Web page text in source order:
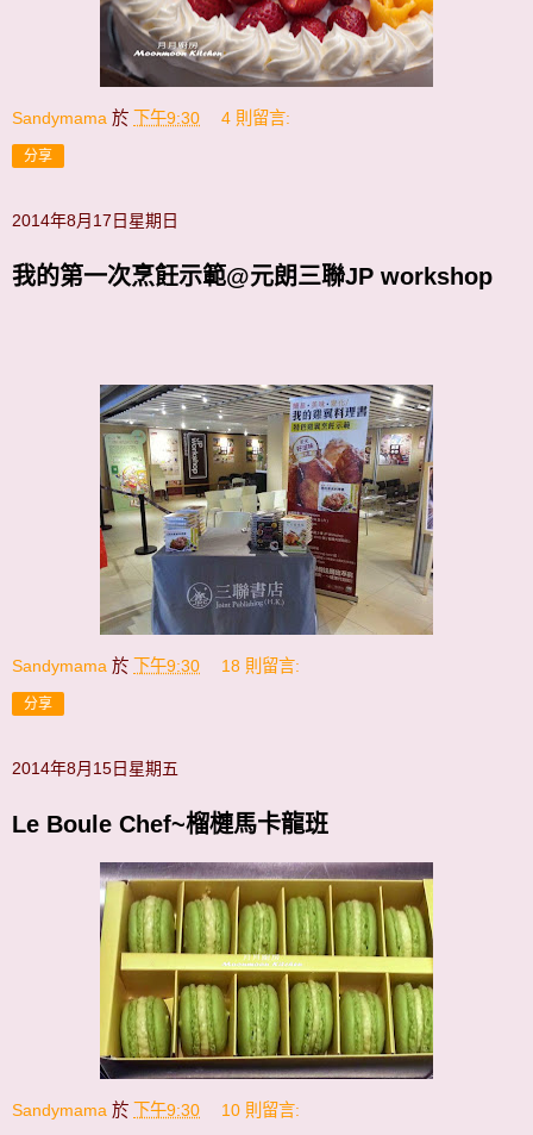
Sandymama 於 下午9:30 4 則留言:
分享
2014年8月17日星期日
我的第一次烹飪示範@元朗三聯JP workshop
Sandymama 於 下午9:30 18 則留言:
分享
2014年8月15日星期五
Le Boule Chef~榴槤馬卡龍班
Sandymama 於 下午9:30 10 則留言: